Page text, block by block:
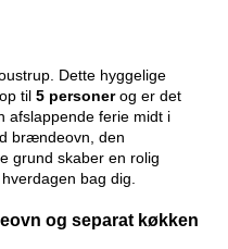
Dette hyggelige
til 5 personerog er det
afslappende ferie midt i
brændeovn, den
grund skaber en rolig
bag dig.
og separat køkken